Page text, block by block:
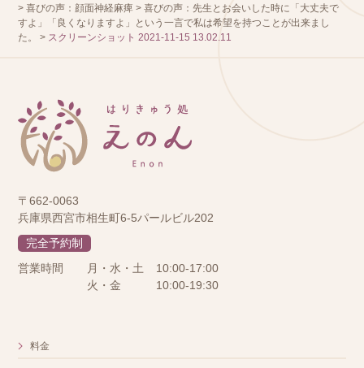
>喜びの声：顔面神経麻痺 >喜びの声：先生とお会いした時に「大丈夫で
すよ」「良くなりますよ」という一言で私は希望を持つことが出来まし
た。
> スクリーンショット 2021-11-15 13.02.11
〒662-0063
兵庫県西宮市相生町6-5パールビル202
完全予約制
営業時間
月・水・土
10:00-17:00
火・金
10:00-19:30
料金